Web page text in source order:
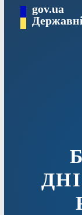
вмісту
gov.ua